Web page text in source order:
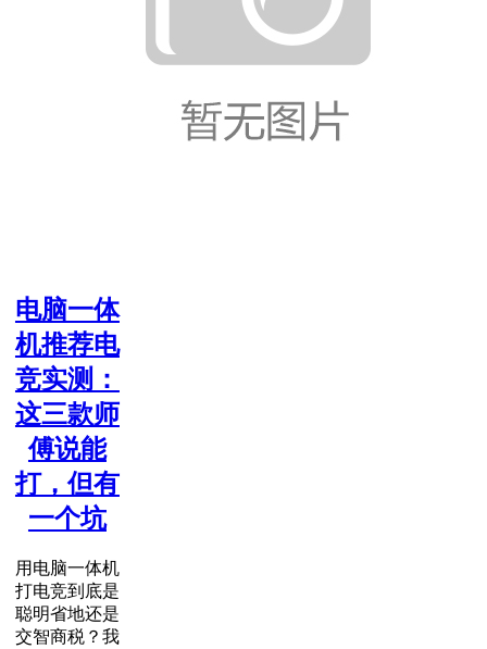
电脑一体
机推荐电
竞实测：
这三款师
傅说能
打，但有
一个坑
用电脑一体机
打电竞到底是
聪明省地还是
交智商税？我